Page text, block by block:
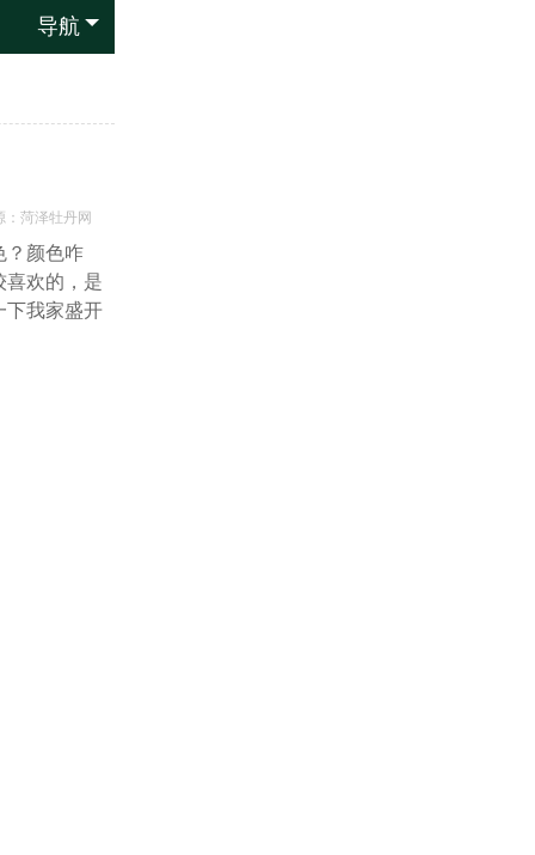
导航
：菏泽牡丹网
？颜色咋
喜欢的，是
下我家盛开